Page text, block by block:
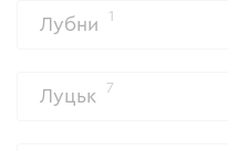
Лубни 1
Луцьк 7